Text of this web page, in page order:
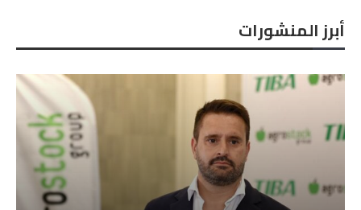
أبرز المنشورات